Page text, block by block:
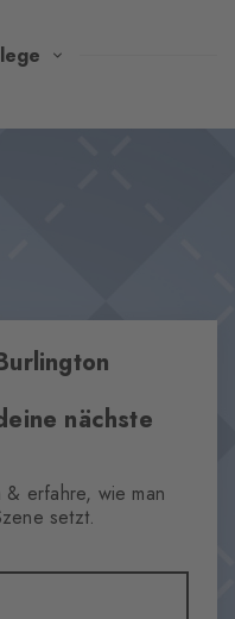
Tagen – ein feines
nächste
& erfahre, wie man
setzt.